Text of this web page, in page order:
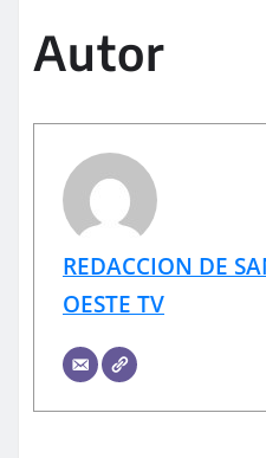
Autor
REDACCION DE
OESTE TV